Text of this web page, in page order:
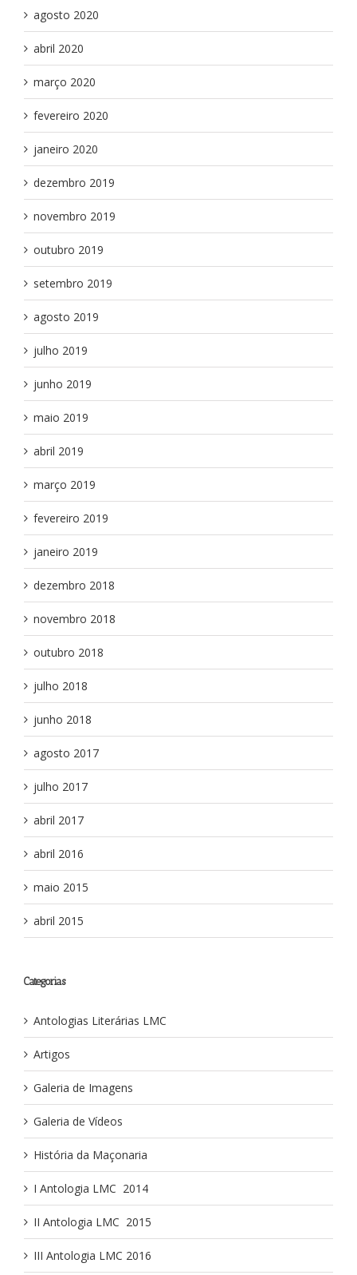
agosto 2020
abril 2020
março 2020
fevereiro 2020
janeiro 2020
dezembro 2019
novembro 2019
outubro 2019
setembro 2019
agosto 2019
julho 2019
junho 2019
maio 2019
abril 2019
março 2019
fevereiro 2019
janeiro 2019
dezembro 2018
novembro 2018
outubro 2018
julho 2018
junho 2018
agosto 2017
julho 2017
abril 2017
abril 2016
maio 2015
abril 2015
Categorias
Antologias Literárias LMC
Artigos
Galeria de Imagens
Galeria de Vídeos
História da Maçonaria
I Antologia LMC ­ 2014
II Antologia LMC ­ 2015
III Antologia LMC 2016